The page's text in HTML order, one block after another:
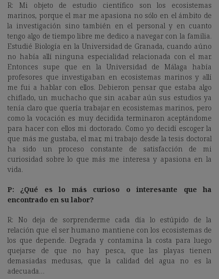
R: Mi objeto de estudio científico son los ecosistemas
marinos, porque el mar me apasiona no sólo en el ámbito de
la investigación sino también en el personal y en cuanto
tengo algo de tiempo libre me dedico a navegar con la familia.
Estudié Biología en la Universidad de Granada, cuando aúno
no había allí ninguna especialidad relacionada con el mar.
Entonces supe que en la Universidad de Málaga había
profesores que investigaban en ecosistemas marinos y allí
me fui a hablar con ellos. Debieron pensar que estaba algo
chiflado, un muchacho que sin acabar aún sus estudios ya
tenía claro que quería trabajar en ecosistemas marinos, pero
como la vocación es muy decidida terminaron aceptándome
para hacer con ellos mi doctorado. Como yo decidí escoger la
que más me gustaba, el mar, mi trabajo desde la tesis doctoral
ha sido un proceso constante de satisfacción de mi
curiosidad sobre lo que más me interesa y apasiona en la
vida.
P: ¿Qué es lo más curioso o interesante que ha
encontrado en su labor?
R: No deja de sorprenderme cada día lo estúpido de la
relación que el ser humano mantiene con los ecosistemas de
los que depende. Degrada y contamina la costa para luego
quejarse de que no hay pesca, que las playas tienen
demasiadas medusas, que la calidad del agua no es la
adecuada…